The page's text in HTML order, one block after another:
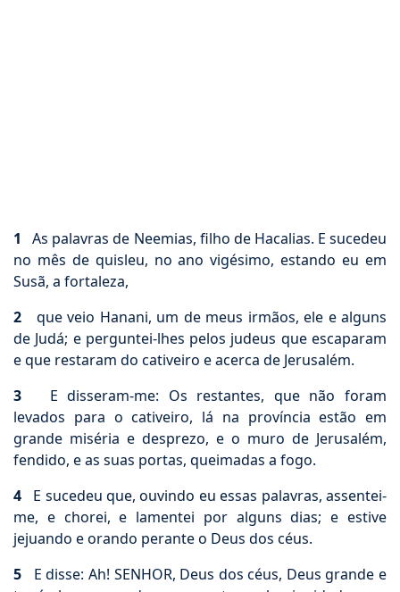
1 As palavras de Neemias, filho de Hacalias. E sucedeu
no mês de quisleu, no ano vigésimo, estando eu em
Susã, a fortaleza,
2 que veio Hanani, um de meus irmãos, ele e alguns
de Judá; e perguntei-lhes pelos judeus que escaparam
e que restaram do cativeiro e acerca de Jerusalém.
3 E disseram-me: Os restantes, que não foram
levados para o cativeiro, lá na província estão em
grande miséria e desprezo, e o muro de Jerusalém,
fendido, e as suas portas, queimadas a fogo.
4 E sucedeu que, ouvindo eu essas palavras, assentei-
me, e chorei, e lamentei por alguns dias; e estive
jejuando e orando perante o Deus dos céus.
5 E disse: Ah! SENHOR, Deus dos céus, Deus grande e